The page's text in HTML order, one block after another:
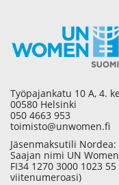
Työpajankatu 10 A, 4.
00580 Helsinki
050 4663 953
toimisto@unwomen.fi
Jäsenmaksutili Nordea:
Saajan nimi UN
FI34 1270 3000 1023
viitenumeroasi)